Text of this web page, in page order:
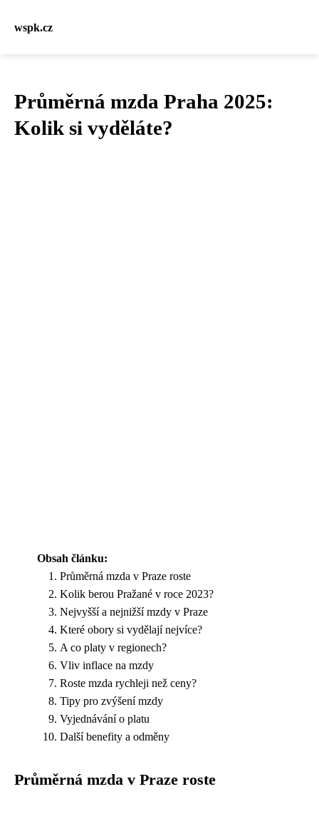
wspk.cz
Průměrná mzda Praha 2025:
Kolik si vyděláte?
Obsah článku:
Průměrná mzda v Praze roste
Kolik berou Pražané v roce 2023?
Nejvyšší a nejnižší mzdy v Praze
Které obory si vydělají nejvíce?
A co platy v regionech?
Vliv inflace na mzdy
Roste mzda rychleji než ceny?
Tipy pro zvýšení mzdy
Vyjednávání o platu
Další benefity a odměny
Průměrná mzda v Praze roste